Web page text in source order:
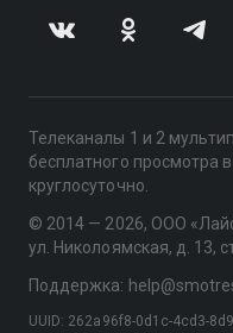
Телеканалы 1 и 2
бесплатного просмотра
круглосуточно.
© 2014 — 2026, ООО
ул. Николоямская, д. 13,
Поддержка:
UUID: 262a96f8-0d1c-4cd3-